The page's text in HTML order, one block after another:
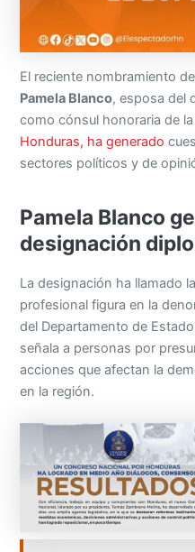
El reciente nombramiento
Pamela Blanco, esposa del
como cónsul honoraria de
Honduras, ha generado
sectores políticos y de
Pamela Blanco
designación
La designación ha llamado
profesional figura en la
del Departamento de
señala a personas por
acciones que afectan la
en la región.